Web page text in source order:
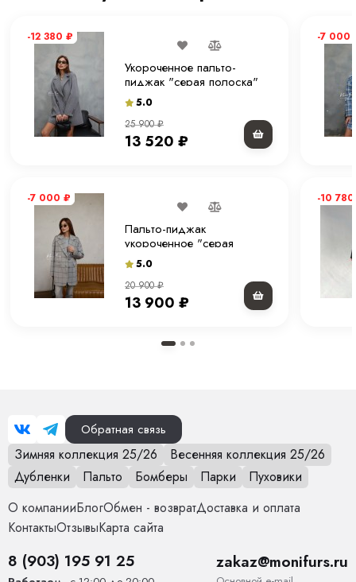
-12 380 ₽
Укороченное пальто-
пиджак "серая полоска"
80 см.
5.0
25 900₽
13 520 ₽
-7 000 ₽
Пальто-пиджак
укороченное "серая
клетка" 80 см.
5.0
20 900₽
13 900 ₽
-7 000
-10
Обратная связь
Зимняя коллекция 25/26
Весенняя коллекция 25/26
Дубленки
Пальто Бомберы Парки
Пуховики
О компанииБлогОбмен - возвратДоставка и оплата
КонтактыОтзывыКарта сайта
8 (903) 195 91 25 zakaz@monifurs.ru